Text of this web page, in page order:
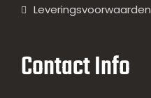
Leveringsvoorwaarden
Contact Info